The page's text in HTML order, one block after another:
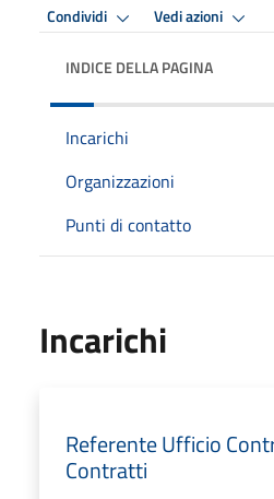
Condividi Vedi azioni
INDICE DELLA PAGINA
Incarichi
Organizzazioni
Punti di contatto
Incarichi
Referente Ufficio
Contratti